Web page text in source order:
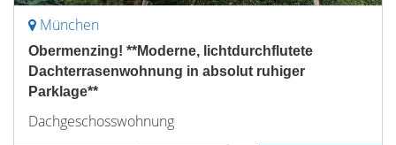
München
Obermenzing! **Moderne, lichtdurchflutete
Dachterrasenwohnung in absolut ruhiger
Parklage**
Dachgeschosswohnung